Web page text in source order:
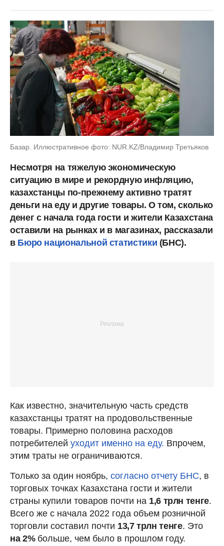
Базар. Иллюстративное фото: NUR.KZ/Владимир Третьяков
Несмотря на тяжелую экономическую
ситуацию в мире и рекордную инфляцию,
казахстанцы по-прежнему активно тратят
деньги на еду и другие товары. О том, сколько
денег с начала года гости и жители Казахстана
оставили на рынках и в магазинах, рассказали
в Бюро национальной статистики (БНС).
Как известно, значительную часть средств
казахстанцы тратят на продовольственные
товары. Примерно половина расходов
потребителей уходит именно на еду. Впрочем,
этим траты не ограничиваются.
Только за один ноябрь, согласно отчету БНС, в
торговых точках Казахстана гости и жители
страны купили товаров почти на 1,6 трлн тенге.
Всего же с начала 2022 года объем розничной
торговли составил почти 13,7 трлн тенге. Это
на 2%больше, чем было в прошлом году.